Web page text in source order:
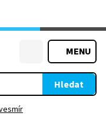
MENU
Hledat